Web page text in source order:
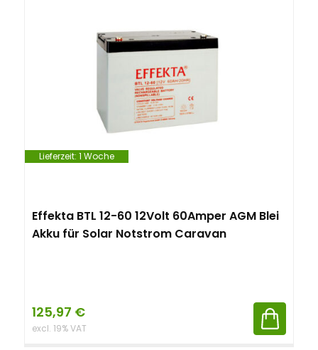
Lieferzeit: 1 Woche
Effekta BTL 12-60 12Volt 60Amper AGM Blei
Akku für Solar Notstrom Caravan
125,97 €
excl. 19% VAT